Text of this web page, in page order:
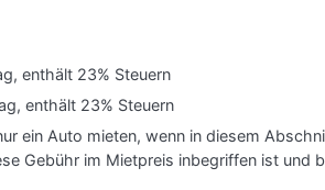
enthält 23% Steuern
enthält 23% Steuern
ein Auto mieten, wenn in diesem
Gebühr im Mietpreis inbegriffen ist und